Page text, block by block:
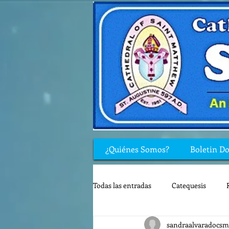
¿Quiénes Somos? Boletin
Todas las entradas Catequesis
Rincón de los niños Biblia
sandraalvaradocsm